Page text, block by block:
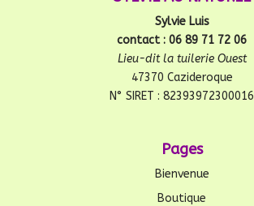
Sylvie Luis
contact : 06 89 71 72 06
Lieu-dit la tuilerie Ouest
47370 Cazideroque
N° SIRET : 82393972300016
Pages
Bienvenue
Boutique